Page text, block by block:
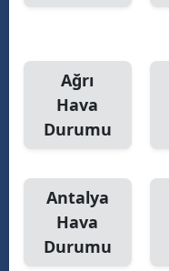
Ağrı
Hava
Durumu
Antalya
Hava
Durumu